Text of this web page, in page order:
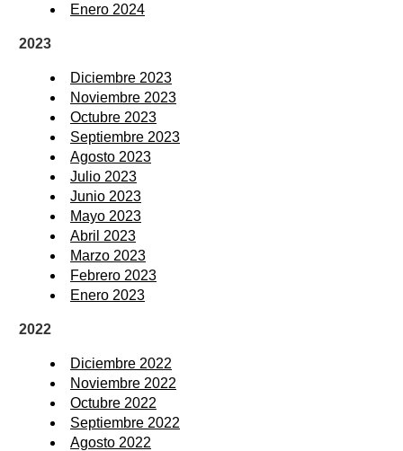
Enero 2024
2023
Diciembre 2023
Noviembre 2023
Octubre 2023
Septiembre 2023
Agosto 2023
Julio 2023
Junio 2023
Mayo 2023
Abril 2023
Marzo 2023
Febrero 2023
Enero 2023
2022
Diciembre 2022
Noviembre 2022
Octubre 2022
Septiembre 2022
Agosto 2022